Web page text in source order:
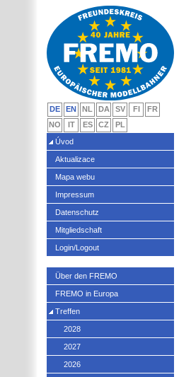
DE EN NL DA SV FI
FR
NO
IT ES CZ
PL
Úvod
Aktualizace
Mapa webu
Impressum
Datenschutz
Mitgliedschaft
Login/Logout
Über den FREMO
FREMO in Europa
Treffen
2028
2027
2026